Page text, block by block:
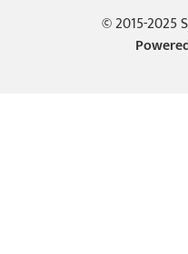
© 2015-2025